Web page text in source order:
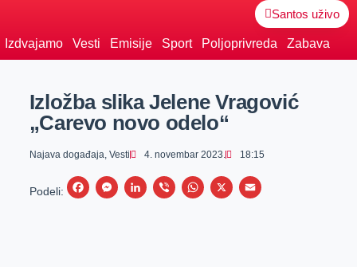
Santos uživo
Izdvajamo Vesti Emisije Sport Poljoprivreda Zabava
Izložba slika Jelene Vragović
„Carevo novo odelo“
Najava događaja, Vesti 4. novembar 2023. 18:15
Podeli:
F
M
L
V
W
X
E